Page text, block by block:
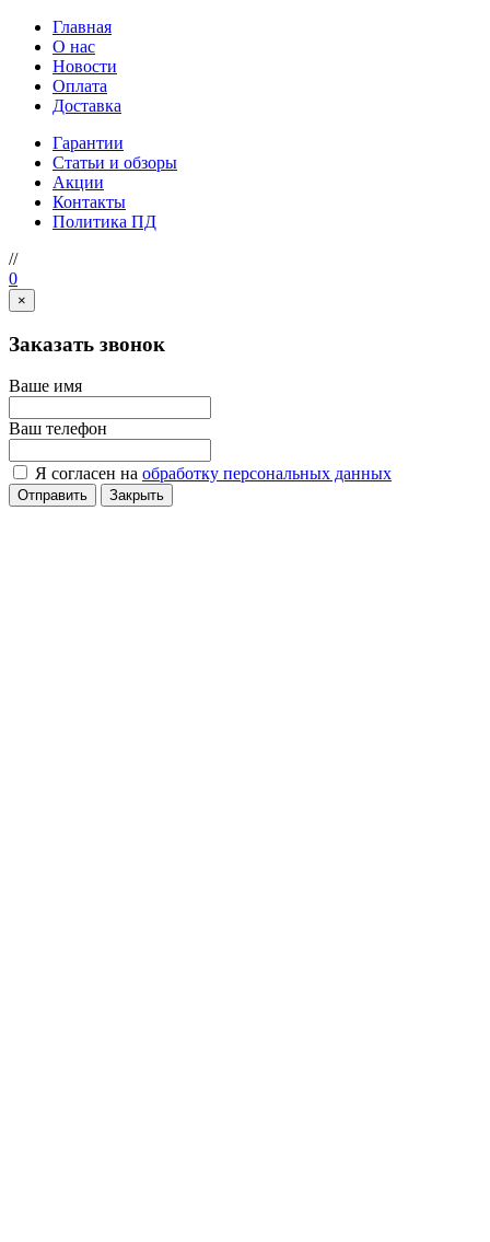
Главная
О нас
Новости
Оплата
Доставка
Гарантии
Статьи и обзоры
Акции
Контакты
Политика ПД
//
0
×
Заказать звонок
Ваше имя
Ваш телефон
Я согласен на обработку персональных данных
Отправить Закрыть